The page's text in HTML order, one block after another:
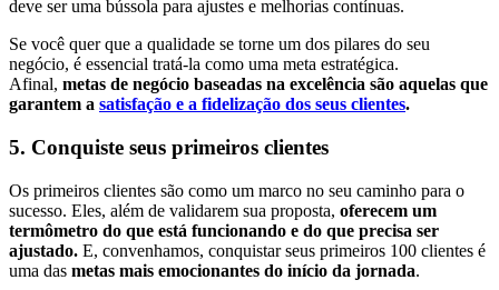
deve ser uma bússola para ajustes e melhorias contínuas.
Se você quer que a qualidade se torne um dos pilares do seu
negócio, é essencial tratá-la como uma meta estratégica.
Afinal, metas de negócio baseadas na excelência são aquelas que
garantem a satisfação e a fidelização dos seus clientes.
5. Conquiste seus primeiros clientes
Os primeiros clientes são como um marco no seu caminho para o
sucesso. Eles, além de validarem sua proposta, oferecem um
termômetro do que está funcionando e do que precisa ser
ajustado. E, convenhamos, conquistar seus primeiros 100 clientes é
uma das metas mais emocionantes do início da jornada.